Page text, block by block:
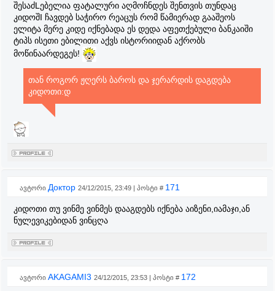
შესაძLებელია ფატალური აღმოჩნდეს შენთვის თუნდაც
კიდოშI ჩავდებ საჭირო რეაცუს რომ წამიერად გააშეოს
ელიტა მერე კიდე იქნებადა ეს დედა აფეთქებული ბანკაიში
ტიპს ისეთი ებილითი აქვს ისტორიიდან აქრობს
მოწინაარდეგეს!
თან როგორ ჟღერს ბაროს და ჯერარდის დაგდება
კიდოთი:დ
ავტორი Доктор 24/12/2015, 23:49 | პოსტი # 171
კიდოთი თუ ვინმე ვინმეს დააგდებს იქნება აიზენი,იამაჯი,ან
ნულევიკებიდან ვინცღა
ავტორი AKAGAMI3 24/12/2015, 23:53 | პოსტი # 172